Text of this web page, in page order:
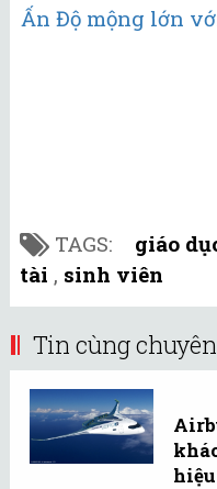
Ấn Độ mộng lớn
TAGS: giáo
tài , sinh viên
Tin cùng